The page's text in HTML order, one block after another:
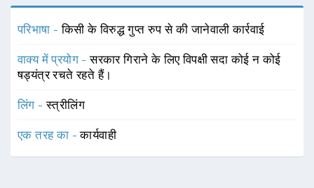
परिभाषा -किसी के विरुद्ध गुप्त रुप से की जानेवाली कार्रवाई
वाक्य में प्रयोग -सरकार गिराने के लिए विपक्षी सदा कोई न कोई
षड्यंत्र रचते रहते हैं।
लिंग -स्त्रीलिंग
एक तरह का -कार्यवाही